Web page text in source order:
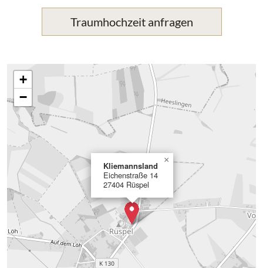
Traumhochzeit anfragen
Kliemannsland
Eichenstraße 14
27404 Rüspel
×
+
−